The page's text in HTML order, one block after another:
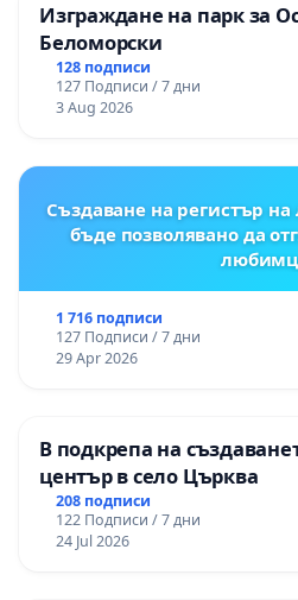
Изграждане на парк за
Беломорски
128 подписи
127 Подписи / 7 дни
3 Aug 2026
Създаване на регистър
бъде позволявано да
1 716 подписи
127 Подписи / 7 дни
29 Apr 2026
В подкрепа на
център в село Църква
208 подписи
122 Подписи / 7 дни
24 Jul 2026